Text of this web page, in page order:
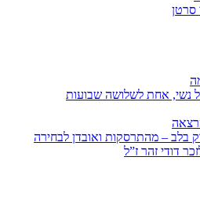
סרטן
נשי, אחת לשלושה שבועות
בלב – מהתרסקות ואובדן לבחירה
דודי זהר ז”ל